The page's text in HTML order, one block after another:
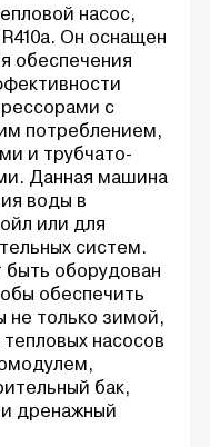
насос,
Он оснащен
обеспечения
с
потреблением,
и трубчато-
Данная машина
воды в
или для
систем.
быть оборудован
обеспечить
не только зимой,
насосов
бак,
дренажный